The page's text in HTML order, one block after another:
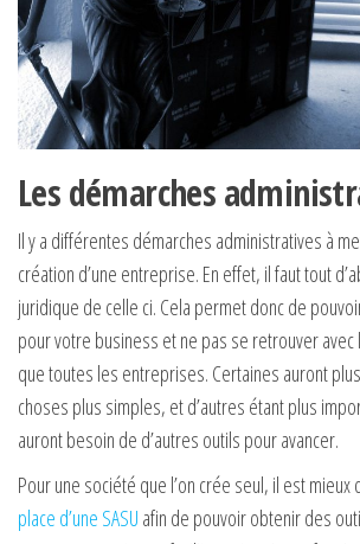
Les démarches
Il y a différentes démarches administratives à
création d’une entreprise. En effet, il faut tout
juridique de celle ci. Cela permet donc de
pour votre business et ne pas se retrouver
que toutes les entreprises. Certaines auront
choses plus simples, et d’autres étant plus
auront besoin de d’autres outils pour avancer.
Pour une société que l’on crée seul, il est mieux
place d’une SASU afin de pouvoir obtenir des